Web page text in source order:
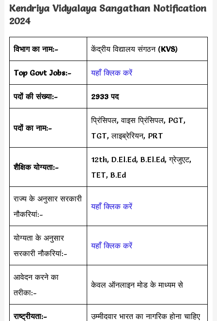
Kendriya Vidyalaya Sangathan Notification
2024
विभाग का नाम:- केंद्रीय विद्यालय संगठन (KVS)
Top Govt Jobs:- यहाँ क्लिक करें
पदों की संख्या:- 2933 पद
पदों का नाम:-
प्रिंसिपल, वाइस प्रिंसिपल, PGT,
TGT, लाइब्रेरियन, PRT
शैक्षिक योग्यता:-
12th, D.El.Ed, B.El.Ed, ग्रेजुएट,
TET, B.Ed
राज्य के अनुसार सरकारी
नौकरियां:-
यहाँ क्लिक करें
योग्यता के अनुसार
सरकारी नौकरियां:-
यहाँ क्लिक करें
आवेदन करने का
तरीका:-
केवल ऑनलाइन मोड के माध्यम से
राष्ट्रीयता:- उम्मीदवार भारत का नागरिक होना चाहिए